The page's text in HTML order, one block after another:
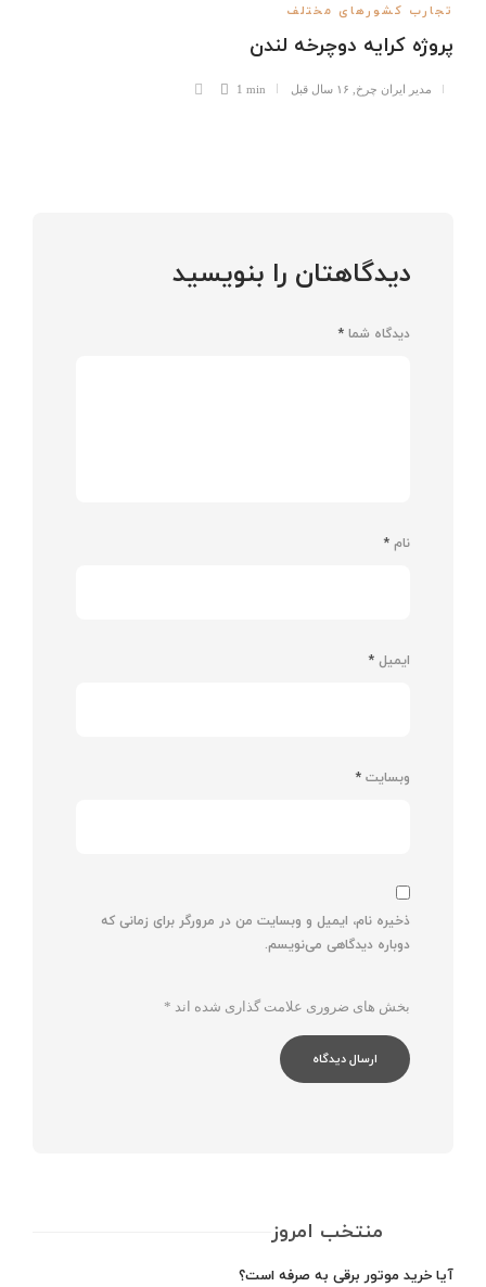
تجارب کشورهای مختلف
پروژه کرایه دوچرخه لندن
مدیر ایران چرخ ۱۶ سال قبل 1 min
دیدگاهتان را بنویسید
دیدگاه شما *
نام *
ایمیل *
وبسایت *
ذخیره نام، ایمیل و وبسایت من در مرورگر برای زمانی که
دوباره دیدگاهی می‌نویسم.
بخش های ضروری علامت گذاری شده اند *
منتخب امروز
آیا خرید موتور برقی به صرفه است؟